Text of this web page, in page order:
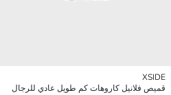
XSIDE
قميص فلانيل كاروهات كم طويل عادي للرجال